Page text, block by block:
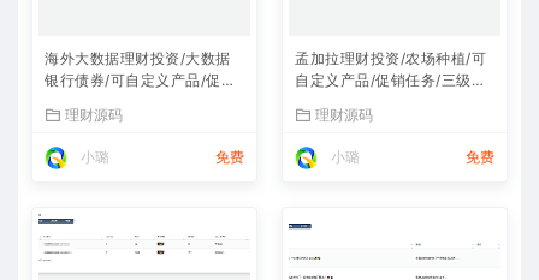
海外大数据理财投资/大数据
银行债券/可自定义产品/促销
理财源码
小璐 免费
孟加拉理财投资/农场种植/可
自定义产品/促销任务/三级分
理财源码
小璐 免费